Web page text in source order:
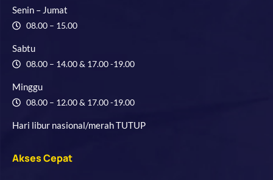
Senin – Jumat
08.00 – 15.00
Sabtu
08.00 – 14.00 & 17.00 -19.00
Minggu
08.00 – 12.00 & 17.00 -19.00
Hari libur nasional/merah TUTUP
Akses Cepat